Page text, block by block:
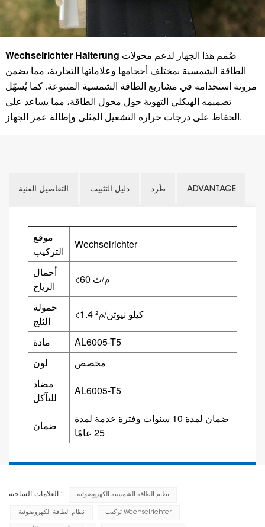
Wechselrichter Halterung صُمم هذا الجهاز لدعم محولات
الطاقة الشمسية بمختلف أحجامها وعلاماتها التجارية، مما يضمن
مرونة استخدامه في مشاريع الطاقة الشمسية المتنوعة. كما يُسهّل
تصميمه الهيكلي التهوية حول محول الطاقة، مما يساعد على
الحفاظ على درجات حرارة التشغيل المثلى وإطالة عمر الجهاز.
التفاصيل الفنية دليل التثبيت طَرد ADVANTAGE
موقع
التركيب
Wechselrichter
أحمال
الرياح
<60 م/ث
حمولة
الثلج
<1.4 كيلو نيوتن/م²
مادة
AL6005-T5
لون
مخصص
مضاد
للتآكل
AL6005-T5
ضمان
ضمان لمدة 10 سنوات وفترة خدمة لمدة
25 عامًا
العلامات الساخنة : نظام الطاقة الشمسية الكهروضوئية
نظام الطاقة الكهروضوئية تركيب Wechselrichter